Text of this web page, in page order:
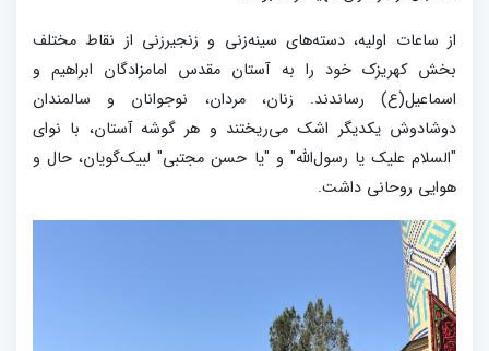
از ساعات اولیه، دسته‌های سینه‌زنی و زنجیرزنی از نقاط مختلف
بخش کهریزک خود را به آستان مقدس امامزادگان ابراهیم و
اسماعیل(ع) رساندند. زنان، مردان، نوجوانان و سالمندان
دوشادوش یکدیگر اشک می‌ریختند و هر گوشه آستان، با نوای
"السلام علیک یا رسول‌الله" و "یا حسن مجتبی" لبیک‌گویان، حال و
هوایی روحانی داشت.